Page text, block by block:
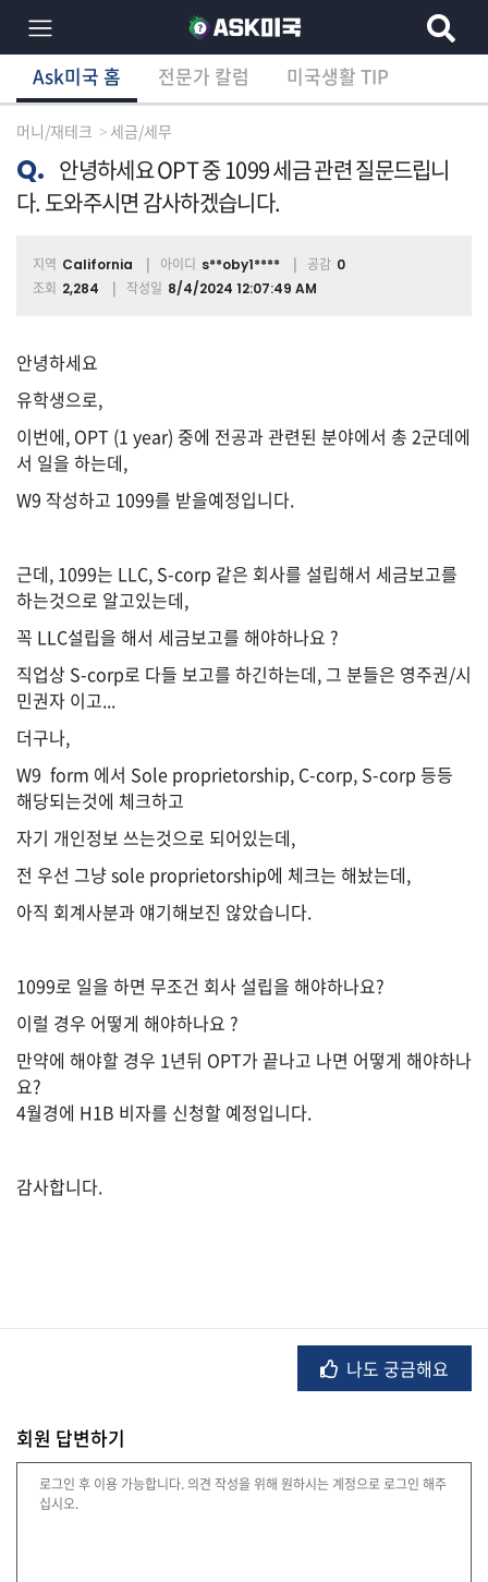
×
분
별
상
담
글
민/
비
자
법
률
주
택/
동
머
니/
재
테
유
교
육
건
강
취
Ask미국 홈 전문가 칼럼 미국생활 TIP
Ask미국 홈 전문가 칼럼 미국생활 TIP
머니/재테크 세금/세무
Q. 안녕하세요 OPT 중 1099 세금 관련 질문드립니
다. 도와주시면 감사하겠습니다.
지역 California 아이디 s**oby1**** 공감 0
조회 2,284 작성일 8/4/2024 12:07:49 AM
안녕하세요
유학생으로,
이번에, OPT (1 year) 중에 전공과 관련된 분야에서 총 2군데에
서 일을 하는데,
W9 작성하고 1099를 받을예정입니다.
근데, 1099는 LLC, S-corp 같은 회사를 설립해서 세금보고를
하는것으로 알고있는데,
꼭 LLC설립을 해서 세금보고를 해야하나요 ?
직업상 S-corp로 다들 보고를 하긴하는데, 그 분들은 영주권/시
민권자 이고...
더구나,
W9 form 에서 Sole proprietorship, C-corp, S-corp 등등
해당되는것에 체크하고
자기 개인정보 쓰는것으로 되어있는데,
전 우선 그냥 sole proprietorship에 체크는 해놨는데,
아직 회계사분과 얘기해보진 않았습니다.
1099로 일을 하면 무조건 회사 설립을 해야하나요?
이럴 경우 어떻게 해야하나요 ?
만약에 해야할 경우 1년뒤 OPT가 끝나고 나면 어떻게 해야하나
요?
4월경에 H1B 비자를 신청할 예정입니다.
감사합니다.
나도 궁금해요
회원 답변하기